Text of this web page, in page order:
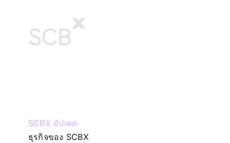
SCBX อัปเดต
ธุรกิจของ SCBX